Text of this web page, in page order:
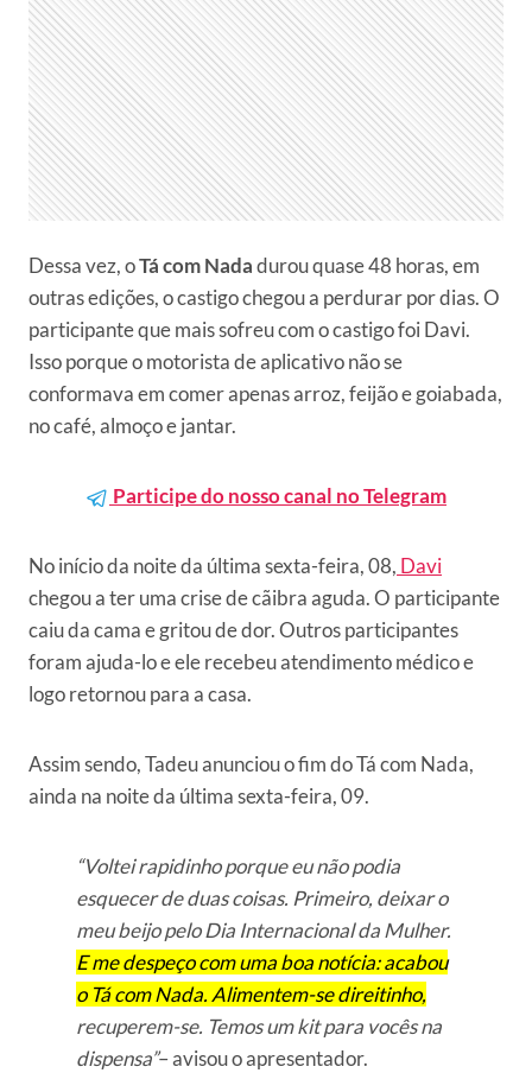
Dessa vez, oTá com Nadadurou quase 48 horas, em
outras edições, o castigo chegou a perdurar por dias. O
participante que mais sofreu com o castigo foi Davi.
Isso porque o motorista de aplicativo não se
conformava em comer apenas arroz, feijão e goiabada,
no café, almoço e jantar.
Participe do nosso canal no Telegram
No início da noite da última sexta-feira, 08, Davi
chegou a ter uma crise de cãibra aguda. O participante
caiu da cama e gritou de dor. Outros participantes
foram ajuda-lo e ele recebeu atendimento médico e
logo retornou para a casa.
Assim sendo, Tadeu anunciou o fim do Tá com Nada,
ainda na noite da última sexta-feira, 09.
“Voltei rapidinho porque eu não podia
esquecer de duas coisas. Primeiro, deixar o
meu beijo pelo Dia Internacional da Mulher.
E me despeço com uma boa notícia: acabou
o Tá com Nada. Alimentem-se direitinho,
recuperem-se. Temos um kit para vocês na
dispensa”– avisou o apresentador.